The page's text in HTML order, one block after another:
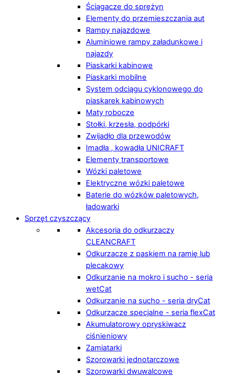
Ściągacze do sprężyn
Elementy do przemieszczania aut
Rampy najazdowe
Aluminiowe rampy załadunkowe i
najazdy
Piaskarki kabinowe
Piaskarki mobilne
System odciągu cyklonowego do
piaskarek kabinowych
Maty robocze
Stołki, krzesła, podpórki
Zwijadło dla przewodów
Imadła , kowadła UNICRAFT
Elementy transportowe
Wózki paletowe
Elektryczne wózki paletowe
Baterie do wózków paletowych,
ładowarki
Sprzęt czyszczący
Akcesoria do odkurzaczy
CLEANCRAFT
Odkurzacze z paskiem na ramię lub
plecakowy
Odkurzanie na mokro i sucho - seria
wetCat
Odkurzanie na sucho - seria dryCat
Odkurzacze specjalne - seria flexCat
Akumulatorowy opryskiwacz
ciśnieniowy
Zamiatarki
Szorowarki jednotarczowe
Szorowarki dwuwalcowe